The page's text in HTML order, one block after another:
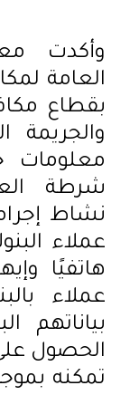
وأكدت
العامة
بقطاع
والجريمة
معلومات
شرطة
نشاط
عملاء
هاتفيًا
عملاء
بياناتهم
الحصول
تمكنه